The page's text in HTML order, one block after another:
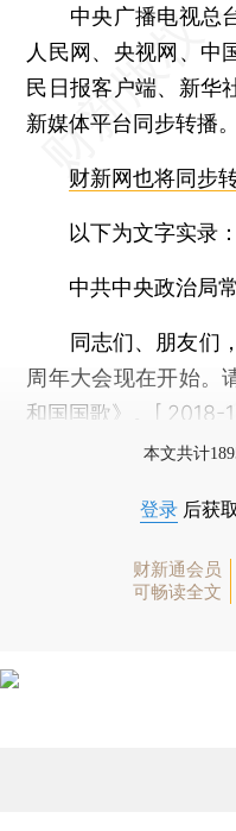
中央广播电视总台
人民网、央视网、中
民日报客户端、新华
新媒体平台同步转播。
财新网也将同步
以下为文字实录：
中共中央政治局常
同志们、朋友们，
周年大会现在开始。
和国国歌》。[ 2018-
本文共计
登录 后获
财新通会员
可畅读全文